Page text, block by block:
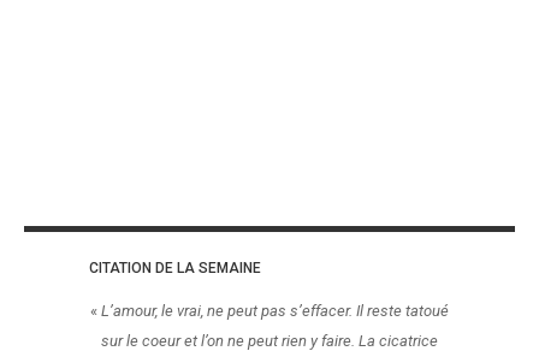
CITATION DE LA SEMAINE
« L’amour, le vrai, ne peut pas s’effacer. Il reste tatoué
sur le coeur et l’on ne peut rien y faire. La cicatrice